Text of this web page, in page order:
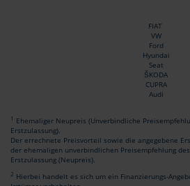
FIAT
VW
Ford
Hyundai
Seat
ŠKODA
CUPRA
Audi
1 Ehemaliger Neupreis (Unverbindliche
Erstzulassung).
Der errechnete Preisvorteil sowie die angegebene
der ehemaligen unverbindlichen Preisempfehlung
Erstzulassung (Neupreis).
2 Hierbei handelt es sich um ein Finanzierungs-